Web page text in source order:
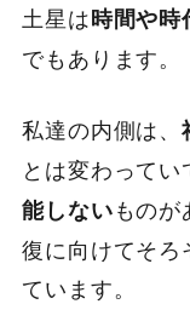
土星は時間や
でもあります。
私達の内側は、
とは変わってい
能しないもの
復に向けてそ
ています。